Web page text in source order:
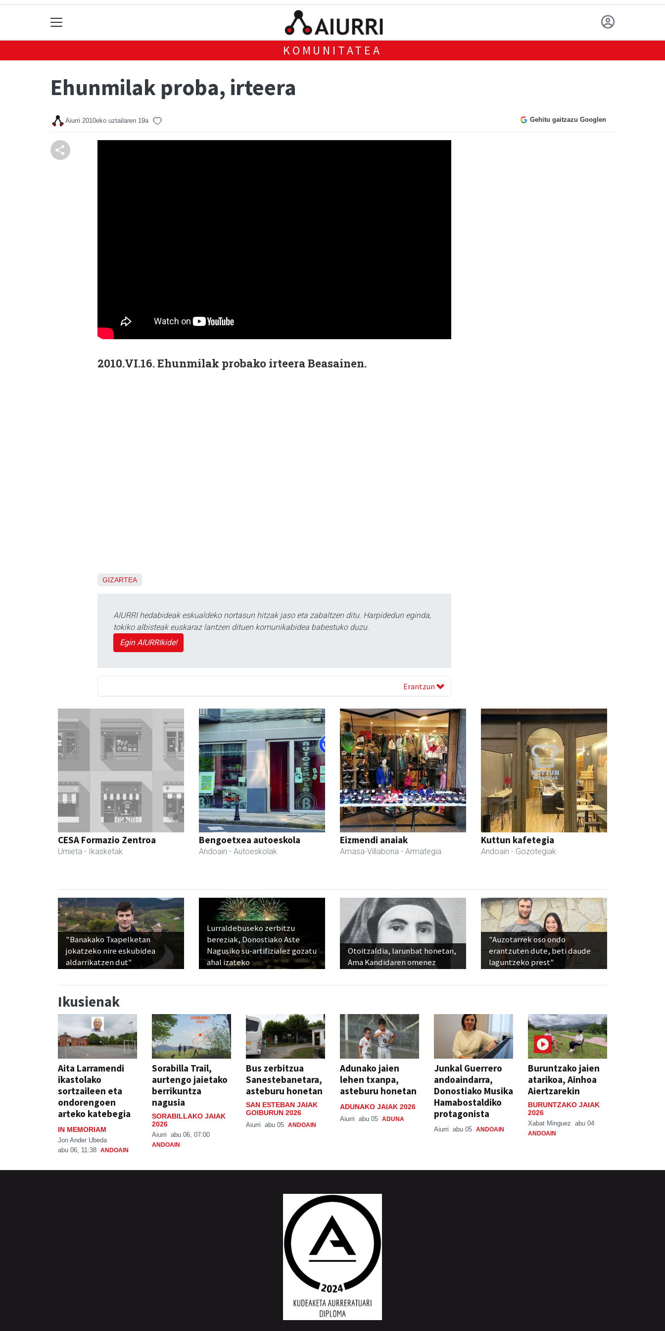
KOMUNITATEA
Ehunmilak proba, irteera
Aiurri 2010eko uztailaren 19a Gehitu gaitzazu Googlen
2010.VI.16. Ehunmilak probako irteera Beasainen.
GIZARTEA
AIURRI hedabideak eskualdeko nortasun hitzak jaso eta zabaltzen ditu. Harpidedun eginda,
tokiko albisteak euskaraz lantzen dituen komunikabidea babestuko duzu.
Egin AIURRIkide!
Erantzun
CESA Formazio Zentroa
Urnieta - Ikasketak
Bengoetxea autoeskola
Andoain - Autoeskolak
Eizmendi anaiak
Amasa-Villabona - Armategia
Kuttun kafetegia
Andoain - Gozotegiak
"Banakako Txapelketan
jokatzeko nire eskubidea
aldarrikatzen dut"
Lurraldebuseko zerbitzu
bereziak, Donostiako Aste
Nagusiko su-artifizialez gozatu
ahal izateko
Otoitzaldia, larunbat honetan,
Ama Kandidaren omenez
"Auzotarrek oso ondo
erantzuten dute, beti daude
laguntzeko prest"
Ikusienak
Aita Larramendi
ikastolako
sortzaileen eta
ondorengoen
arteko katebegia
IN MEMORIAM
Jon Ander Ubeda
abu 06, 11:38 ANDOAIN
Sorabilla Trail,
aurtengo jaietako
berrikuntza
nagusia
SORABILLAKO JAIAK
2026
Aiurri abu 06, 07:00
ANDOAIN
Bus zerbitzua
Sanestebanetara,
asteburu honetan
SAN ESTEBAN JAIAK
GOIBURUN 2026
Aiurri abu 05 ANDOAIN
Adunako jaien
lehen txanpa,
asteburu honetan
ADUNAKO JAIAK 2026
Aiurri abu 05 ADUNA
Junkal Guerrero
andoaindarra,
Donostiako Musika
Hamabostaldiko
protagonista
Aiurri abu 05 ANDOAIN
Buruntzako jaien
atarikoa, Ainhoa
Aiertzarekin
BURUNTZAKO JAIAK
2026
Xabat Minguez abu 04
ANDOAIN